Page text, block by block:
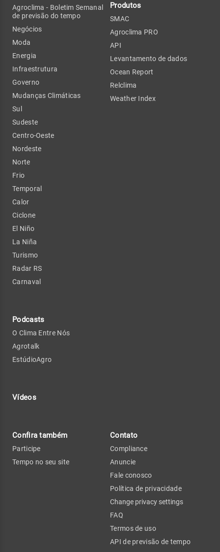
Agroclima - Boletim Semanal
de previsão do tempo
Negócios
Moda
Energia
Infraestrutura
Governo
Mudanças Climáticas
Sul
Sudeste
Centro-Oeste
Nordeste
Norte
Frio
Temporal
Calor
Ciclone
El Niño
La Niña
Turismo
Radar RS
Carnaval
Podcasts
O Clima Entre Nós
Agrotalk
EstúdioAgro
Vídeos
Produtos
SMAC
Agroclima PRO
API
Levantamento de dados
Ocean Report
Relclima
Weather Index
Confira também
Participe
Tempo no seu site
Contato
Compliance
Anuncie
Fale conosco
Política de privacidade
Change privacy settings
FAQ
Termos de uso
API de previsão de tempo